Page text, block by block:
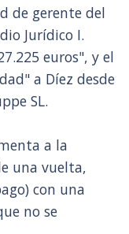
de gerente del
Jurídico I.
euros", y el
a Díez desde
SL.
a la
una vuelta,
con una
no se